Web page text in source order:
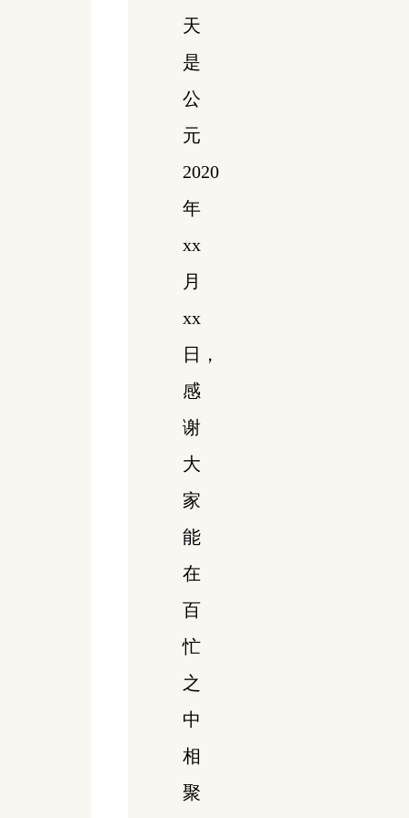
天
是
公
元
2020
年
xx
月
xx
日，
感
谢
大
家
能
在
百
忙
之
中
相
聚